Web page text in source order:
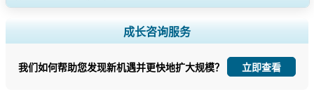
扩大区域和国家覆盖范围， 细分市场分析， 公司简介， 竞争基准分析，
以及最终用户洞察。
立即定制
成长咨询服务
我们如何帮助您发现新机遇并更快地扩大规模？ 立即查看